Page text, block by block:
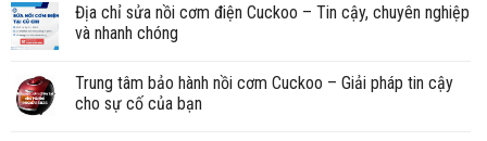
Địa chỉ sửa nồi cơm điện Cuckoo – Tin cậy, chuyên nghiệp
và nhanh chóng
Trung tâm bảo hành nồi cơm Cuckoo – Giải pháp tin cậy
cho sự cố của bạn